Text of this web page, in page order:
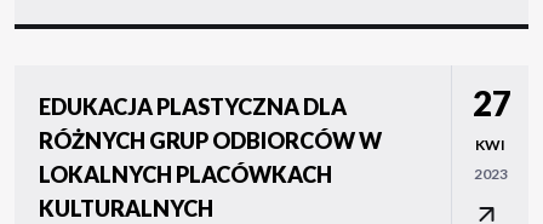
EDUKACJA PLASTYCZNA DLA
RÓŻNYCH GRUP ODBIORCÓW W
LOKALNYCH PLACÓWKACH
KULTURALNYCH
27
KWI
2023